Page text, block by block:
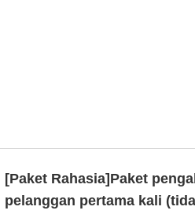
[Paket Rahasia]Paket
pelanggan pertama kali